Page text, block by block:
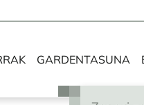
GARDENTASUNA